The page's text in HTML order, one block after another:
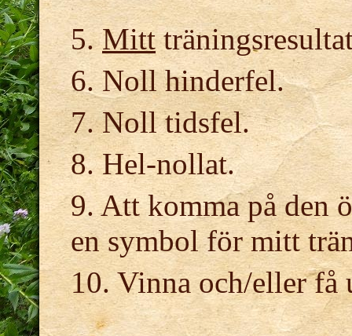
5.Mitt
6. Noll hinderfel.
7. Noll tidsfel.
8. Hel-nollat.
9. Att komma på den
en symbol för mitt
10. Vinna och/eller